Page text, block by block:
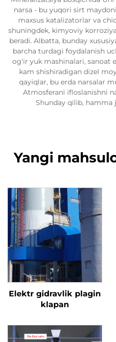
narsa - bu yuqori sirt
maxsus katalizatorlar va
shuningdek, kimyoviy
beradi. Albatta, bunday
barcha turdagi foydalanish
og'ir yuk mashinalari, sanoat
kam shishiradigan dizel
qayiqlar, bu erda narsalar
Atmosferani ifloslanishni
Shunday qilib, hamma
Yangi
Elektr gidravlik plagin
klapan